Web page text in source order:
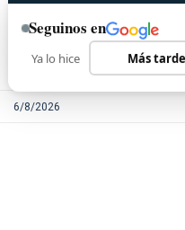
6/8/2026
Seguinos en
Ya lo hice Más tarde